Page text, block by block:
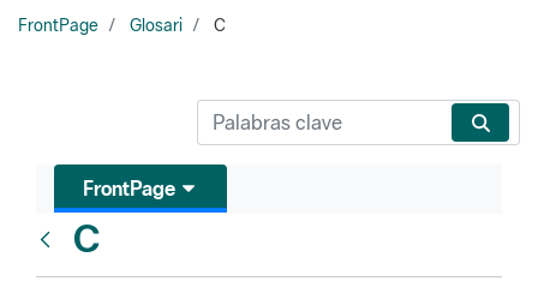
FrontPage Glosari C
FrontPage
C